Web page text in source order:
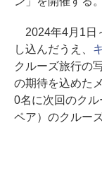
2024年4月1日
し込んだうえ、
クルーズ旅行の
の期待を込めた
0名に次回のク
ペア）のクルー